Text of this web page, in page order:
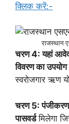
क्लिक करें:-
राजस्थान
चरण 4: यहां
विवरण का
स्वरोजगार ऋण
चरण 5:
पासवर्डमिलेगा